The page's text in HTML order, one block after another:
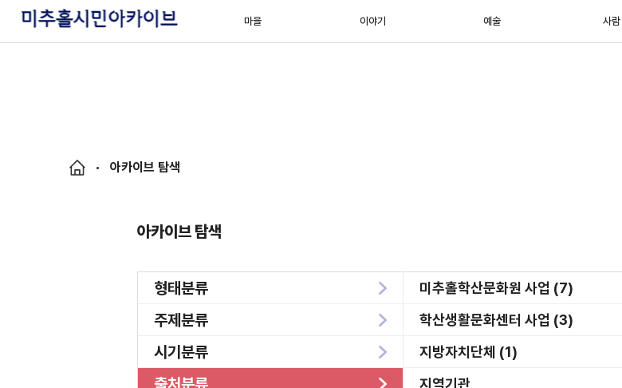
마을 이야기 예술 사람
아카이브 탐색
아카이브 탐색
형태분류
주제분류
시기분류
출처분류
미추홀학산문화원 사업 (7)
학산생활문화센터 사업 (3)
지방자치단체 (1)
지역기관